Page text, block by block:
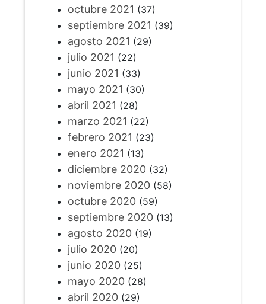
octubre 2021 (37)
septiembre 2021 (39)
agosto 2021 (29)
julio 2021 (22)
junio 2021 (33)
mayo 2021 (30)
abril 2021 (28)
marzo 2021 (22)
febrero 2021 (23)
enero 2021 (13)
diciembre 2020(32)
noviembre 2020(58)
octubre 2020(59)
septiembre 2020(13)
agosto 2020(19)
julio 2020(20)
junio 2020(25)
mayo 2020(28)
abril 2020(29)